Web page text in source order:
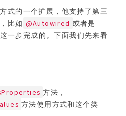
式的一个扩展，他支持了第三
比如 @Autowired 或者是
一步完成的。下面我们先来看
方法，
方法使用方式和这个类